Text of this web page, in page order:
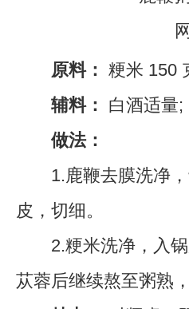
原料： 粳米 150
辅料： 白酒适量;
做法：
1.鹿鞭去膜洗净，
皮，切细。
2.粳米洗净，入锅
苁蓉后继续熬至粥熟